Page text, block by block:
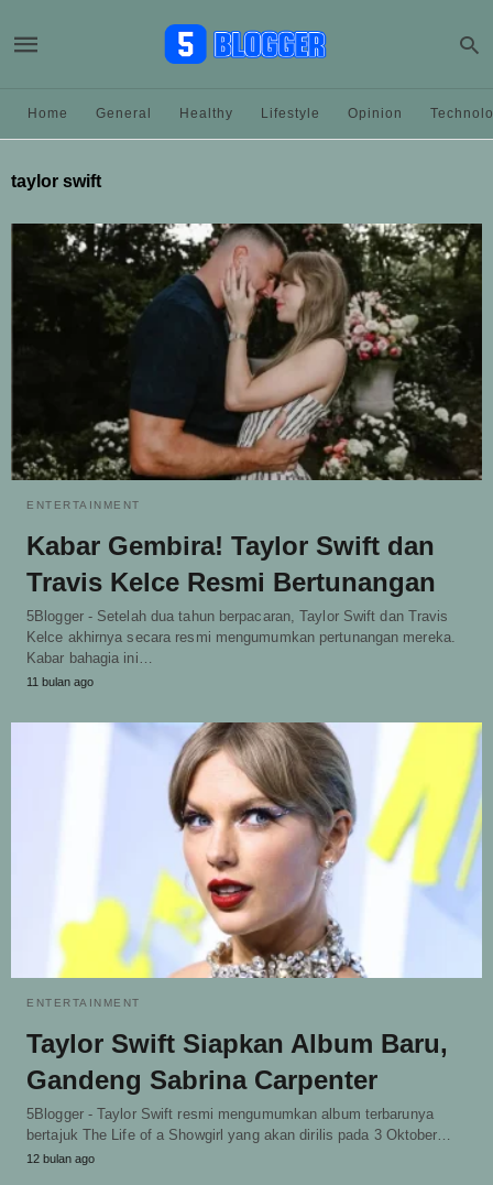
Home General Healthy Lifestyle Opinion
taylor swift
ENTERTAINMENT
Kabar Gembira! Taylor Swift dan
Travis Kelce Resmi Bertunangan
5Blogger - Setelah dua tahun berpacaran, Taylor Swift dan Travis
Kelce akhirnya secara resmi mengumumkan pertunangan mereka.
Kabar bahagia ini…
11 bulan ago
ENTERTAINMENT
Taylor Swift Siapkan Album Baru,
Gandeng Sabrina Carpenter
5Blogger - Taylor Swift resmi mengumumkan album terbarunya
bertajuk The Life of a Showgirl yang akan dirilis pada 3 Oktober…
12 bulan ago